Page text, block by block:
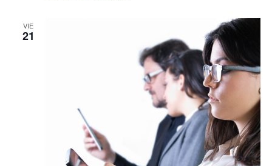
una
sociedad
digital
VIE
21